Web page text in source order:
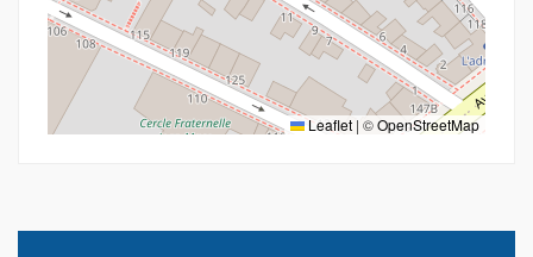
Leaflet | ©OpenStreetMap